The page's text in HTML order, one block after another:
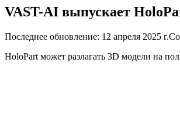
VAST-AI выпускает
Последнее обновление: 12 апреля 2025 г.
HoloPart может разлагать 3D модели на